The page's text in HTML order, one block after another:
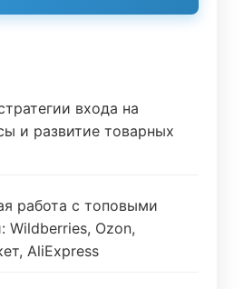
входа на
и развитие товарных
работа с топовыми
Wildberries, Ozon,
AliExpress